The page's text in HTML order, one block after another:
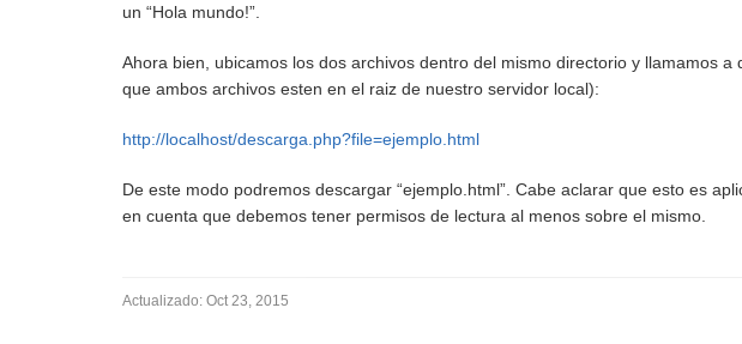
un “Hola mundo!”.
Ahora bien, ubicamos los dos archivos dentro del mismo directorio y llamamos
que ambos archivos esten en el raiz de nuestro servidor local):
http://localhost/descarga.php?file=ejemplo.html
De este modo podremos descargar “ejemplo.html”. Cabe aclarar que esto es
en cuenta que debemos tener permisos de lectura al menos sobre el mismo.
Actualizado: Oct 23, 2015